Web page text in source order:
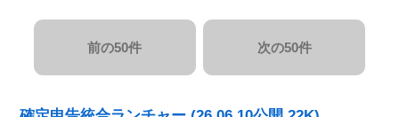
前の50件 次の50件